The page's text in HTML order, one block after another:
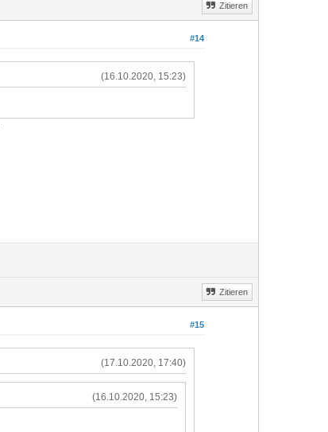
Zitieren
#14
(16.10.2020, 15:23)
Zitieren
#15
(17.10.2020, 17:40)
(16.10.2020, 15:23)